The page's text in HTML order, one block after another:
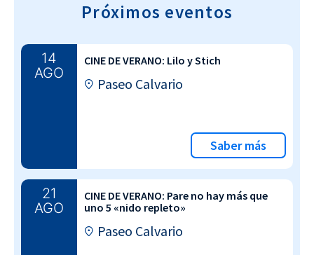
Próximos eventos
14
AGO
CINE DE VERANO: Lilo y Stich
Paseo Calvario
Saber más
21
AGO
CINE DE VERANO: Pare no hay más que
uno 5 «nido repleto»
Paseo Calvario